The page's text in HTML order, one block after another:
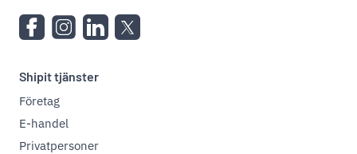
Shipit tjänster
Företag
E-handel
Privatpersoner